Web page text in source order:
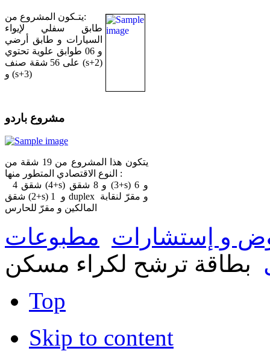
يتـكون المشروع من:
طابق سفلي لإيواء
السيارات و طابق أرضي
و 06 طوابق علوية تحتوي
على 56 شقة صنف (s+2)
و (s+3)
مشروع باردو
يتكون هذا المشروع من 19 شقة من
النوع الاقتصادي المتطور منها :
4 شقق (4+s) و 8 شقق (3+s) و 6
شقق (2+s) و 1 duplex و مقرّ لنقابة
المالكين و مقرّ للحارس
و إستشارات مطبوعات
بطاقة ترشح لكراء مسكن
Top
Skip to content